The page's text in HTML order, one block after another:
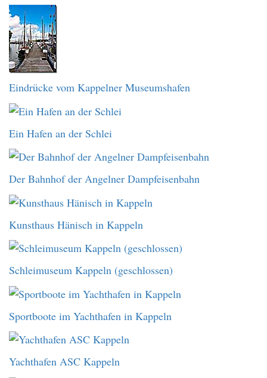
Eindrücke vom Kappelner Museumshafen
Ein Hafen an der Schlei
Der Bahnhof der Angelner Dampfeisenbahn
Kunsthaus Hänisch in Kappeln
Schleimuseum Kappeln (geschlossen)
Sportboote im Yachthafen in Kappeln
Yachthafen ASC Kappeln